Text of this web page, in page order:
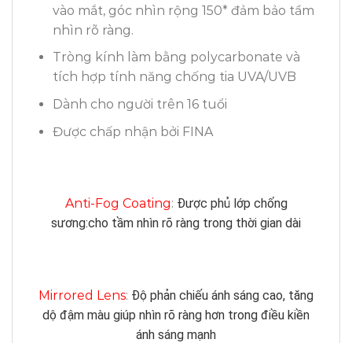
vào mắt, góc nhìn rộng 150* đảm bảo tầm
nhìn rõ ràng.
Tròng kính làm bằng polycarbonate và
tích hợp tính năng chống tia UVA/UVB
Dành cho người trên 16 tuổi
Được chấp nhận bởi FINA
Anti-Fog Coating: Được phủ lớp chống
sương:cho tầm nhìn rõ ràng trong thời gian dài
Mirrored Lens: Độ phản chiếu ánh sáng cao, tăng
dộ đậm màu giúp nhìn rõ ràng hơn trong điều kiền
ánh sáng mạnh